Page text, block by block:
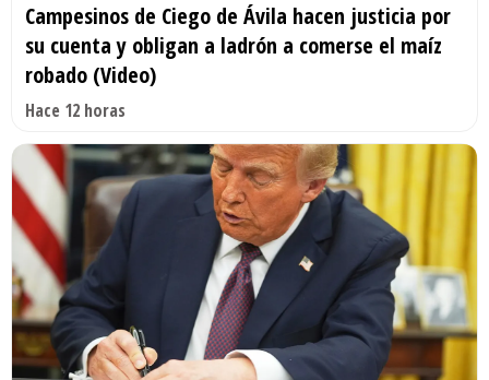
Campesinos de Ciego de Ávila hacen justicia por
su cuenta y obligan a ladrón a comerse el maíz
robado (Video)
Hace 12 horas